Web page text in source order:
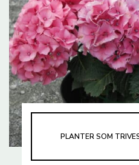
PLANTER SOM